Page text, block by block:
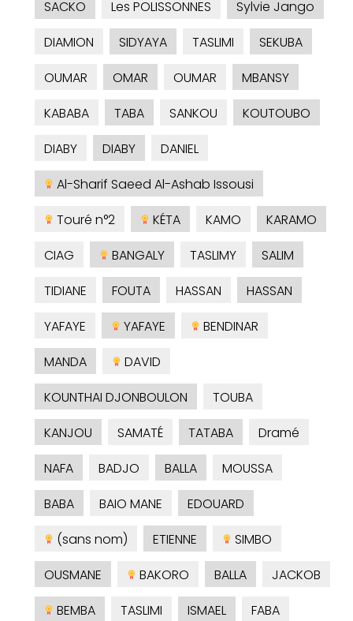
SACKO
Les POLISSONNES
Sylvie Jango
DIAMION
SIDYAYA TASLIMI
SEKUBA
OUMAR
OMAR OUMAR
MBANSY
KABABA
TABA SANKOU
KOUTOUBO
DIABY
DIABY
DANIEL
Al-Sharif Saeed Al-Ashab Issousi
Touré n°2
KÉTA KAMO
KARAMO
CIAG
BANGALY TASLIMY
SALIM
TIDIANE
FOUTA HASSAN
HASSAN
YAFAYE
YAFAYE
BENDINAR
MANDA
DAVID
KOUNTHAI DJONBOULON
TOUBA
KANJOU
SAMATÉ TATABA
Dramé
NAFA
BADJO BALLA
MOUSSA
BABA
BAIO MANE
EDOUARD
(sans nom)
ETIENNE
SIMBO
OUSMANE
BAKORO BALLA
JACKOB
BEMBA
TASLIMI ISMAEL
FABA